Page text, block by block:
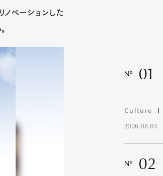
ベーションした
Nº 01
Culture
2026.08.03
Nº 02